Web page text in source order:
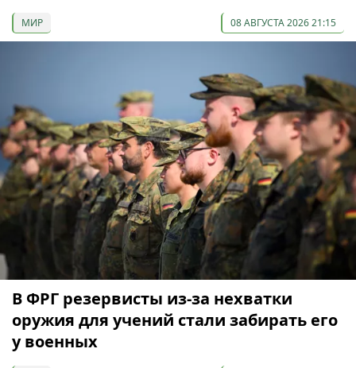
МИР 08 АВГУСТА 2026 21:15
В ФРГ резервисты из-за нехватки
оружия для учений стали забирать его
у военных